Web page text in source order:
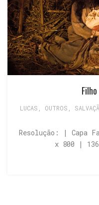
LUCAS OUTROS
Resolução: | Capa
x 800 |